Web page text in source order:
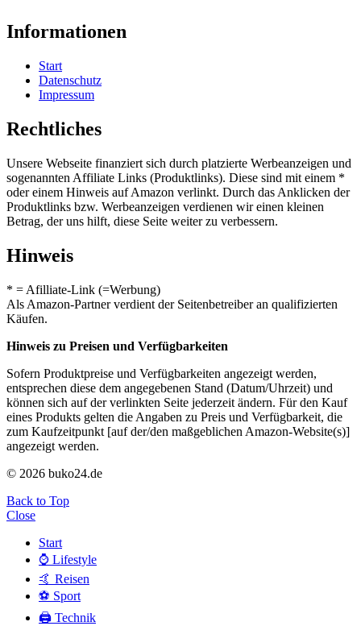
Informationen
Start
Datenschutz
Impressum
Rechtliches
Unsere Webseite finanziert sich durch platzierte Werbeanzeigen und
sogenannten Affiliate Links (Produktlinks). Diese sind mit einem *
oder einem Hinweis auf Amazon verlinkt. Durch das Anklicken der
Produktlinks bzw. Werbeanzeigen verdienen wir einen kleinen
Betrag, der uns hilft, diese Seite weiter zu verbessern.
Hinweis
* = Afilliate-Link (=Werbung)
Als Amazon-Partner verdient der Seitenbetreiber an qualifizierten
Käufen.
Hinweis zu Preisen und Verfügbarkeiten
Sofern Produktpreise und Verfügbarkeiten angezeigt werden,
entsprechen diese dem angegebenen Stand (Datum/Uhrzeit) und
können sich auf der verlinkten Seite jederzeit ändern. Für den Kauf
eines Produkts gelten die Angaben zu Preis und Verfügbarkeit, die
zum Kaufzeitpunkt [auf der/den maßgeblichen Amazon-Website(s)]
angezeigt werden.
© 2026 buko24.de
Back to Top
Close
Start
⌚️ Lifestyle
🤙 Reisen
⚽️ Sport
🖨️ Technik